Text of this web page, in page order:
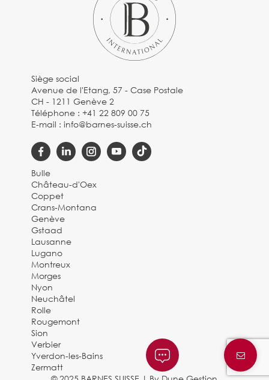
Siège social
Avenue de l'Etang, 57 - Case Postale
CH - 1211 Genève 2
Téléphone :+41 22 809 00 75
E-mail :info@barnes-suisse.ch
Bulle
Château-d'Oex
Coppet
Crans-Montana
Genève
Gstaad
Lausanne
Lugano
Montreux
Morges
Nyon
Neuchâtel
Rolle
Rougemont
Sion
Verbier
Yverdon-les-Bains
Zermatt